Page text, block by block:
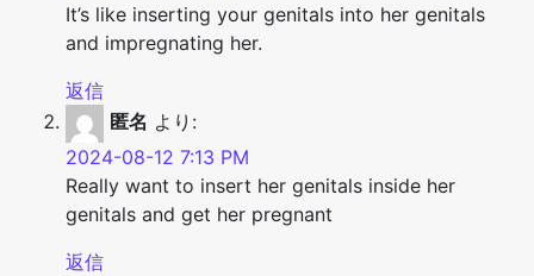
It’s like inserting your genitals into her genitals
and impregnating her.
返信
匿名 より:
2024-08-12 7:13 PM
Really want to insert her genitals inside her
genitals and get her pregnant
返信